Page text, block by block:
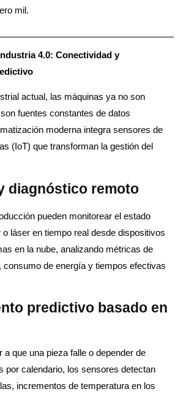
mil.
4.0: Conectividad y
actual, las máquinas ya no son
fuentes constantes de datos
moderna integra sensores de
(IoT) que transforman la gestión del
diagnóstico remoto
pueden monitorear el estado
o láser en tiempo real desde dispositivos
en la nube, analizando métricas de
consumo de energía y tiempos efectivas
predictivo basado en
a que una pieza falle o depender de
por calendario, los sensores detectan
incrementos de temperatura en los